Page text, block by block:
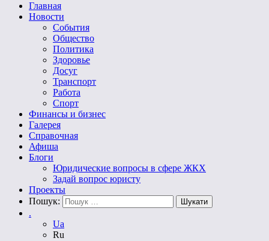
Главная
Новости
События
Общество
Политика
Здоровье
Досуг
Транспорт
Работа
Спорт
Финансы и бизнес
Галерея
Справочная
Афиша
Блоги
Юридические вопросы в сфере ЖКХ
Задай вопрос юристу
Проекты
Пошук:
.
Ua
Ru